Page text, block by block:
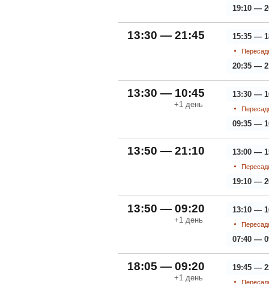
19:10 —
13:30 — 21:45 15:35 —
20:35 —
13:30 — 10:45
+1 день
13:30 —
09:35 —
13:50 — 21:10 13:00 —
19:10 —
13:50 — 09:20
+1 день
13:10 —
07:40 —
18:05 — 09:20
+1 день
19:45 —